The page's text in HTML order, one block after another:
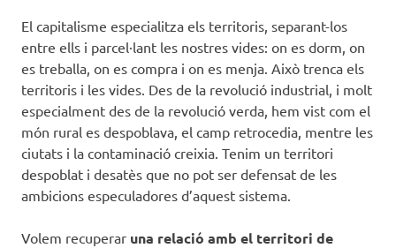
El capitalisme especialitza els territoris, separant-los
entre ells i parcel·lant les nostres vides: on es dorm, on
es treballa, on es compra i on es menja. Això trenca els
territoris i les vides. Des de la revolució industrial, i molt
especialment des de la revolució verda, hem vist com el
món rural es despoblava, el camp retrocedia, mentre les
ciutats i la contaminació creixia. Tenim un territori
despoblat i desatès que no pot ser defensat de les
ambicions especuladores d’aquest sistema.
Volem recuperar una relació amb el territori de